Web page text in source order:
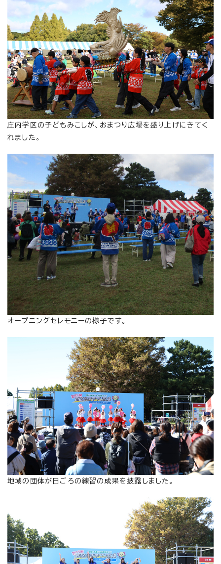
庄内学区の子どもみこしが、おまつり広場を盛り上げにきてく
れました。
オープニングセレモニーの様子です。
地域の団体が日ごろの練習の成果を披露しました。